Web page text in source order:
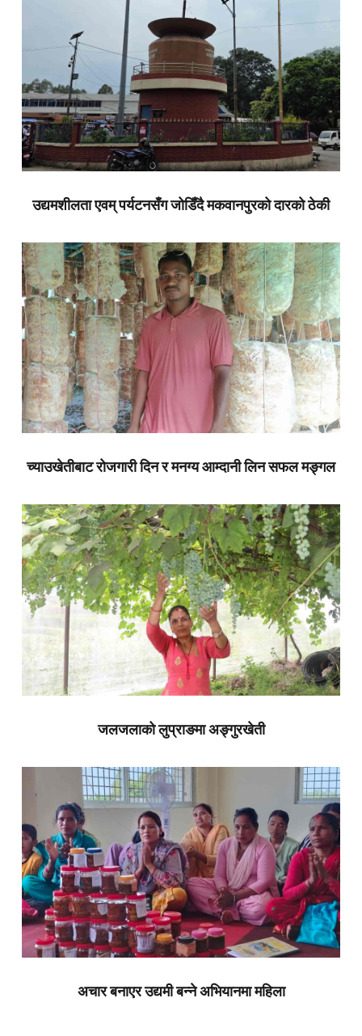
उद्यमशीलता एवम् पर्यटनसँग जोडिँदै मकवानपुरको दारको ठेकी
च्याउखेतीबाट रोजगारी दिन र मनग्य आम्दानी लिन सफल मङ्गल
जलजलाको लुप्राङमा अङ्गुरखेती
अचार बनाएर उद्यमी बन्ने अभियानमा महिला